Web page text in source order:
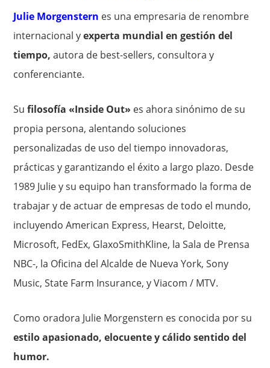
Julie Morgenstern es una empresaria de renombre
internacional yexperta mundial en gestión del
tiempo, autora de best-sellers, consultora y
conferenciante.
Sufilosofía «Inside Out» es ahora sinónimo de su
propia persona, alentando soluciones
personalizadas de uso del tiempo innovadoras,
prácticas y garantizando el éxito a largo plazo. Desde
1989 Julie y su equipo han transformado la forma de
trabajar y de actuar de empresas de todo el mundo,
incluyendo American Express, Hearst, Deloitte,
Microsoft, FedEx, GlaxoSmithKline, la Sala de Prensa
NBC-, la Oficina del Alcalde de Nueva York, Sony
Music, State Farm Insurance, y Viacom / MTV.
Como oradora Julie Morgenstern es conocida por su
estilo apasionado, elocuente y cálido sentido del
humor.